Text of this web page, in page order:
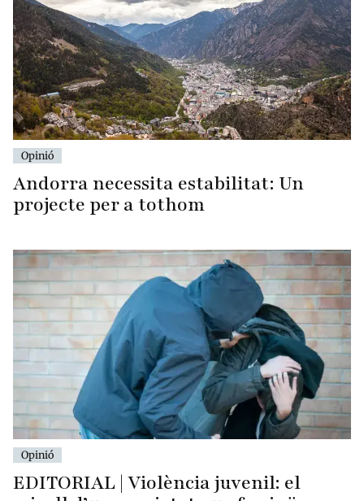
Opinió
Andorra necessita estabilitat: Un
projecte per a tothom
Opinió
EDITORIAL | Violència juvenil: el